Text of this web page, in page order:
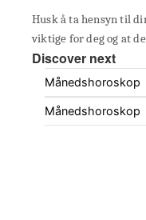
Husk å ta hensyn til
viktige for deg og at
Discover next
Månedshoroskop
Månedshoroskop